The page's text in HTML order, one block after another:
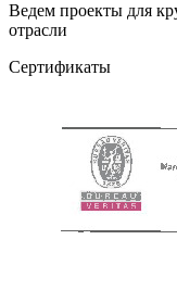
Ведем проекты для
отрасли
Сертификаты